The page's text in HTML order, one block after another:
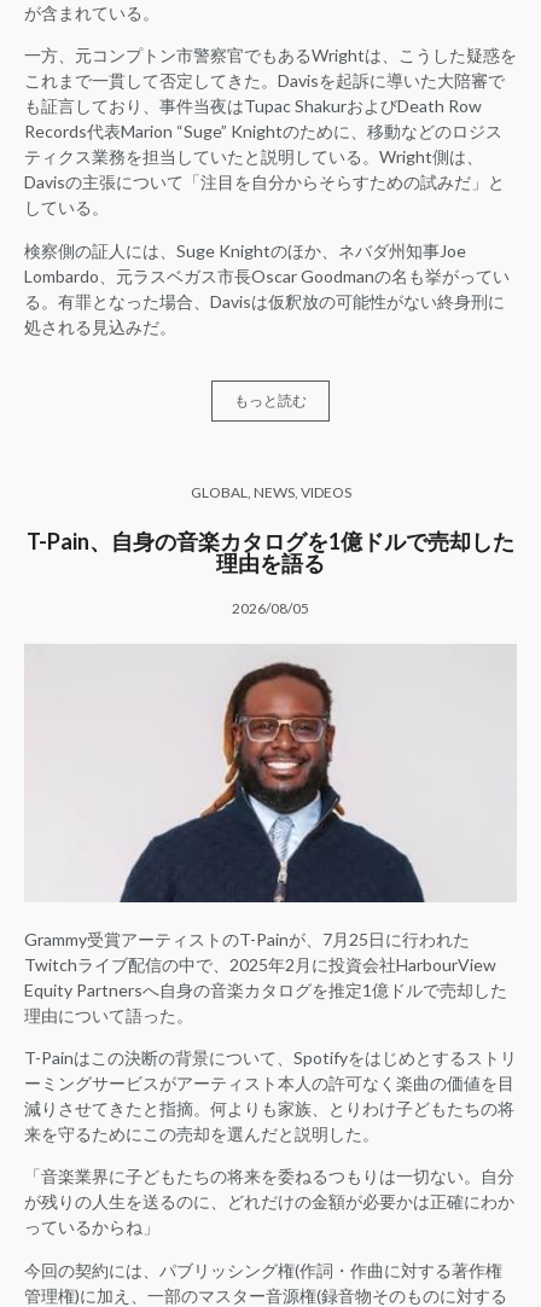
が含まれている。
一方、元コンプトン市警察官でもあるWrightは、こうした疑惑を
これまで一貫して否定してきた。Davisを起訴に導いた大陪審で
も証言しており、事件当夜はTupac ShakurおよびDeath Row
Records代表Marion “Suge” Knightのために、移動などのロジス
ティクス業務を担当していたと説明している。Wright側は、
Davisの主張について「注目を自分からそらすための試みだ」と
している。
検察側の証人には、Suge Knightのほか、ネバダ州知事Joe
Lombardo、元ラスベガス市長Oscar Goodmanの名も挙がってい
る。有罪となった場合、Davisは仮釈放の可能性がない終身刑に
処される見込みだ。
もっと読む
GLOBAL NEWS, VIDEOS
T-Pain、自身の音楽カタログを1億ドルで売却した
理由を語る
2026/08/05
Grammy受賞アーティストのT-Painが、7月25日に行われた
Twitchライブ配信の中で、2025年2月に投資会社HarbourView
Equity Partnersへ自身の音楽カタログを推定1億ドルで売却した
理由について語った。
T-Painはこの決断の背景について、Spotifyをはじめとするストリ
ーミングサービスがアーティスト本人の許可なく楽曲の価値を目
減りさせてきたと指摘。何よりも家族、とりわけ子どもたちの将
来を守るためにこの売却を選んだと説明した。
「音楽業界に子どもたちの将来を委ねるつもりは一切ない。自分
が残りの人生を送るのに、どれだけの金額が必要かは正確にわか
っているからね」
今回の契約には、パブリッシング権(作詞・作曲に対する著作権
管理権)に加え、一部のマスター音源権(録音物そのものに対する